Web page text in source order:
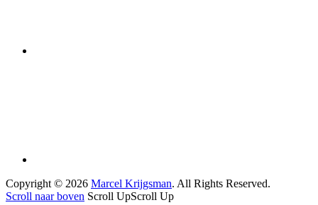
Copyright © 2026 Marcel Krijgsman. All Rights Reserved.
Scroll naar boven Scroll UpScroll Up